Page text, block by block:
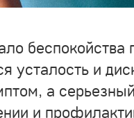
усталость и
а
и